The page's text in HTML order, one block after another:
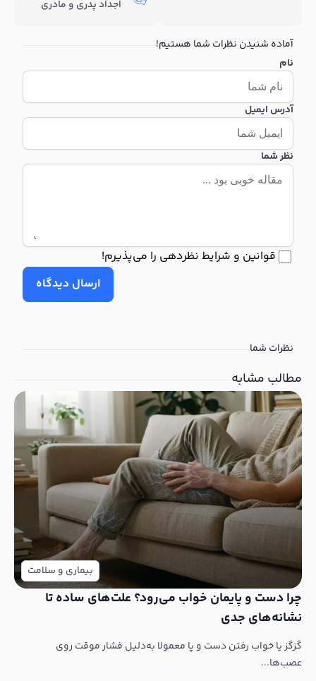
اجداد پدری و مادری
آماده شنیدن نظرات شما هستیم!
نام
آدرس ایمیل
نظر شما
قوانین و شرایط نظردهی را می‌پذیرم!
ارسال دیدگاه
نظرات شما
مطالب مشابه
بیماری و سلامت
چرا دست و پایمان خواب می‌رود؟ علت‌های ساده تا
نشانه‌های جدی
گزگز یا خواب رفتن دست و پا معمولا به‌دلیل فشار موقت روی
عصب‌ها...